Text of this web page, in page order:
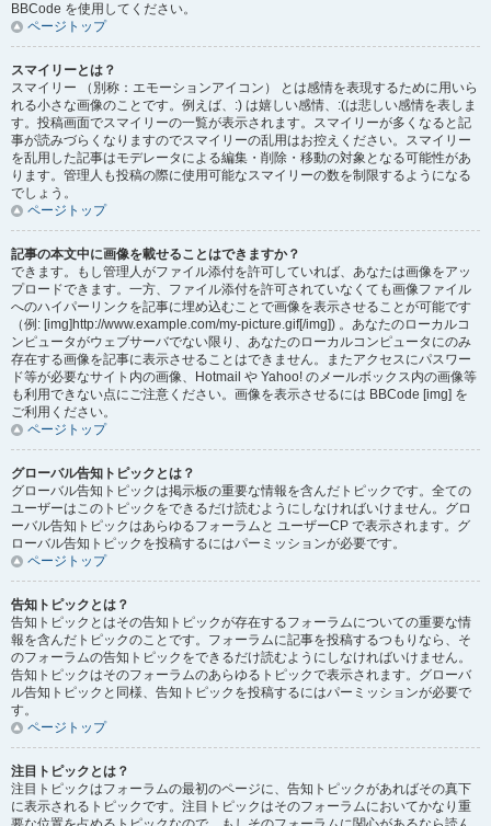
BBCode を使用してください。
ページトップ
スマイリーとは？
スマイリー （別称：エモーションアイコン） とは感情を表現するために用いら
れる小さな画像のことです。例えば、:) は嬉しい感情、:(は悲しい感情を表しま
す。投稿画面でスマイリーの一覧が表示されます。スマイリーが多くなると記
事が読みづらくなりますのでスマイリーの乱用はお控えください。スマイリー
を乱用した記事はモデレータによる編集・削除・移動の対象となる可能性があ
ります。管理人も投稿の際に使用可能なスマイリーの数を制限するようになる
でしょう。
ページトップ
記事の本文中に画像を載せることはできますか？
できます。もし管理人がファイル添付を許可していれば、あなたは画像をアッ
プロードできます。一方、ファイル添付を許可されていなくても画像ファイル
へのハイパーリンクを記事に埋め込むことで画像を表示させることが可能です
（例: [img]http://www.example.com/my-picture.gif[/img]) 。あなたのローカルコ
ンピュータがウェブサーバでない限り、あなたのローカルコンピュータにのみ
存在する画像を記事に表示させることはできません。またアクセスにパスワー
ド等が必要なサイト内の画像、Hotmail や Yahoo! のメールボックス内の画像等
も利用できない点にご注意ください。画像を表示させるには BBCode [img] を
ご利用ください。
ページトップ
グローバル告知トピックとは？
グローバル告知トピックは掲示板の重要な情報を含んだトピックです。全ての
ユーザーはこのトピックをできるだけ読むようにしなければいけません。グロ
ーバル告知トピックはあらゆるフォーラムと ユーザーCP で表示されます。グ
ローバル告知トピックを投稿するにはパーミッションが必要です。
ページトップ
告知トピックとは？
告知トピックとはその告知トピックが存在するフォーラムについての重要な情
報を含んだトピックのことです。フォーラムに記事を投稿するつもりなら、そ
のフォーラムの告知トピックをできるだけ読むようにしなければいけません。
告知トピックはそのフォーラムのあらゆるトピックで表示されます。グローバ
ル告知トピックと同様、告知トピックを投稿するにはパーミッションが必要で
す。
ページトップ
注目トピックとは？
注目トピックはフォーラムの最初のページに、告知トピックがあればその真下
に表示されるトピックです。注目トピックはそのフォーラムにおいてかなり重